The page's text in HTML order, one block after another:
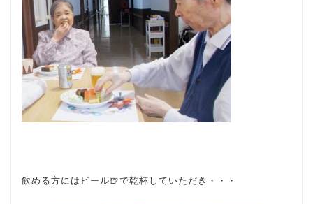
飲める方にはビール🍺で乾杯していただき・・・